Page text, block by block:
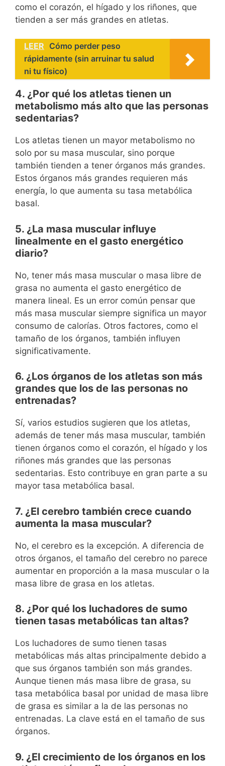
como el corazón, el hígado y los riñones, que
tienden a ser más grandes en atletas.
LEER Cómo perder peso
rápidamente (sin arruinar tu salud
ni tu físico)
4. ¿Por qué los atletas tienen un
metabolismo más alto que las personas
sedentarias?
Los atletas tienen un mayor metabolismo no
solo por su masa muscular, sino porque
también tienden a tener órganos más grandes.
Estos órganos más grandes requieren más
energía, lo que aumenta su tasa metabólica
basal.
5. ¿La masa muscular influye
linealmente en el gasto energético
diario?
No, tener más masa muscular o masa libre de
grasa no aumenta el gasto energético de
manera lineal. Es un error común pensar que
más masa muscular siempre significa un mayor
consumo de calorías. Otros factores, como el
tamaño de los órganos, también influyen
significativamente.
6. ¿Los órganos de los atletas son más
grandes que los de las personas no
entrenadas?
Sí, varios estudios sugieren que los atletas,
además de tener más masa muscular, también
tienen órganos como el corazón, el hígado y los
riñones más grandes que las personas
sedentarias. Esto contribuye en gran parte a su
mayor tasa metabólica basal.
7. ¿El cerebro también crece cuando
aumenta la masa muscular?
No, el cerebro es la excepción. A diferencia de
otros órganos, el tamaño del cerebro no parece
aumentar en proporción a la masa muscular o la
masa libre de grasa en los atletas.
8. ¿Por qué los luchadores de sumo
tienen tasas metabólicas tan altas?
Los luchadores de sumo tienen tasas
metabólicas más altas principalmente debido a
que sus órganos también son más grandes.
Aunque tienen más masa libre de grasa, su
tasa metabólica basal por unidad de masa libre
de grasa es similar a la de las personas no
entrenadas. La clave está en el tamaño de sus
órganos.
9. ¿El crecimiento de los órganos en los